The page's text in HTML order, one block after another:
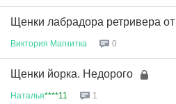
Щенки лабрадора ретривера
Виктория Магнитка 0
Щенки йорка. Недорого
Наталья****11 1